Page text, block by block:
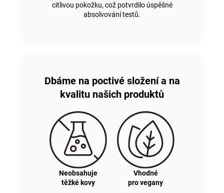
citlivou pokožku, což potvrdilo úspěšné
absolvování testů.
Dbáme na poctivé složení a na
kvalitu našich produktů
Neobsahuje
těžké kovy
Vhodné
pro vegany